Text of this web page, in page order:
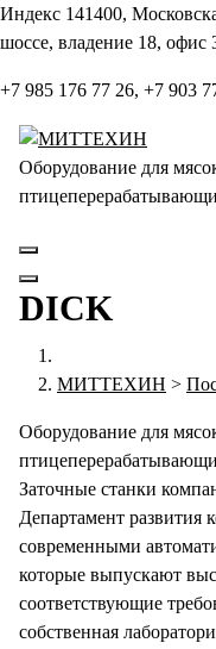
Перейти
к
Индекс 141400,
шоссе, владение 18, офис
+7 985 176 77 26, +7 903
Оборудование для
DICK
МИТТЕХИН >
Оборудование для
Заточные станки
Департамент развития
современными
которые выпускают
соответствующие
собственная